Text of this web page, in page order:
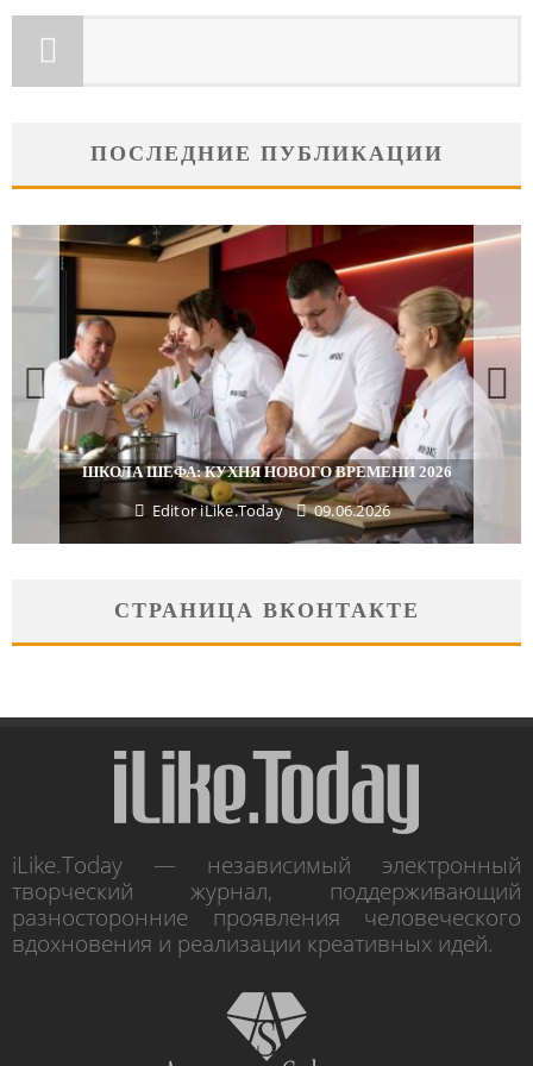
ПОСЛЕДНИЕ ПУБЛИКАЦИИ
ШКОЛА ШЕФА: КУХНЯ НОВОГО ВРЕМЕНИ 2026
Editor iLike.Today 09.06.2026
СТРАНИЦА ВКОНТАКТЕ
iLike.Today — независимый электронный
творческий журнал, поддерживающий
разносторонние проявления человеческого
вдохновения и реализации креативных идей.